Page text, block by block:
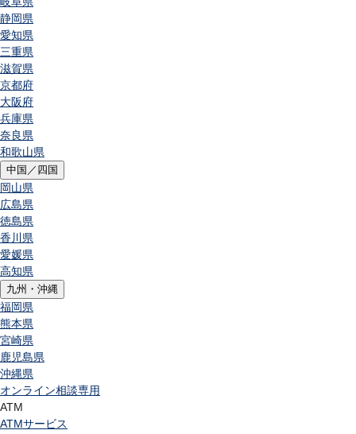
静岡県
愛知県
三重県
滋賀県
京都府
大阪府
兵庫県
奈良県
和歌山県
中国／四国
岡山県
広島県
徳島県
香川県
愛媛県
高知県
九州・沖縄
福岡県
熊本県
宮崎県
鹿児島県
沖縄県
オンライン相談専用
ATM
ATMサービス